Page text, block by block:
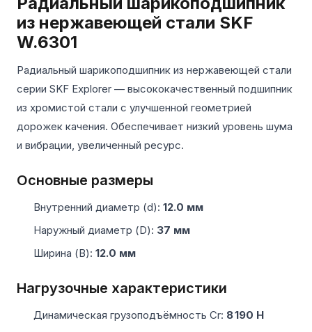
из нержавеющей стали SKF
W.6301
Радиальный шарикоподшипник из нержавеющей стали
серии SKF Explorer — высококачественный подшипник
из хромистой стали с улучшенной геометрией
дорожек качения. Обеспечивает низкий уровень шума
и вибрации, увеличенный ресурс.
Основные размеры
Внутренний диаметр (d): 12.0 мм
Наружный диаметр (D): 37 мм
Ширина (B): 12.0 мм
Нагрузочные характеристики
Динамическая грузоподъёмность Cr: 8 190 Н